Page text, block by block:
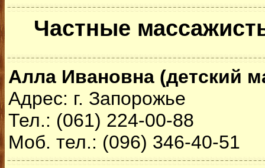
Частные
Алла Ивановна (детский
Адрес: г. Запорожье
Тел.: (061) 224-00-88
Моб. тел.: (096) 346-40-51